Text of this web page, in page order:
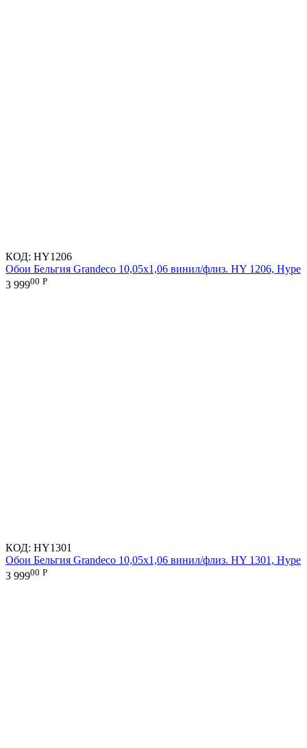
КОД: HY1206
Обои Бельгия Grandeco 10,05х1,06 винил/флиз. HY 1206, Hype
3 99900 Р
КОД: HY1301
Обои Бельгия Grandeco 10,05х1,06 винил/флиз. HY 1301, Hype
3 99900 Р